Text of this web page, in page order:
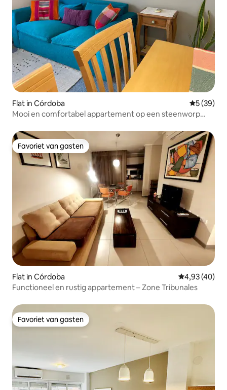
Flat in Córdoba
5 (39)
Mooi en comfortabel appartement op een steenworp
Favoriet van gasten
Favoriet van gasten
Flat in Córdoba Gemiddelde
4,93 (40)
Functioneel en rustig appartement – Zone Tribunales
Favoriet van gasten
Favoriet van gasten